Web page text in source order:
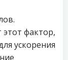
фактор,
ускорения